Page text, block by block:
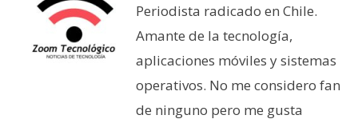
Periodista radicado en Chile.
Amante de la tecnología,
aplicaciones móviles y sistemas
operativos. No me considero fan
de ninguno pero me gusta